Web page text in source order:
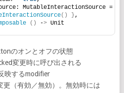
MutableInteractionSource =
() } ,
() -> Unit
のオンとオフの状態
変更時に呼び出される
映するmodifier
更（有効／無効）。無効時には